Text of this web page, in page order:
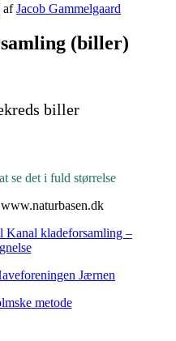
afJacob Gammelgaard
(biller)
biller
se det i fuld størrelse
Kanal kladeforsamling –
Jærnen
metode